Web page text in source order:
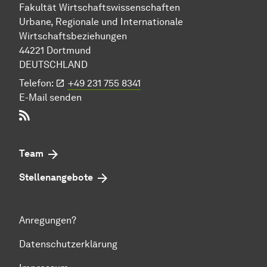
Fakultät Wirtschafts­wissen­schaften
Urbane, Regionale und Internationale
Wirtschaftsbeziehungen
44221 Dort­mund
DEUTSCHLAND
Telefon:
+49 231 755 8341
E-Mail senden
Team
Stellenangebote
Anregungen?
Datenschutzerklärung